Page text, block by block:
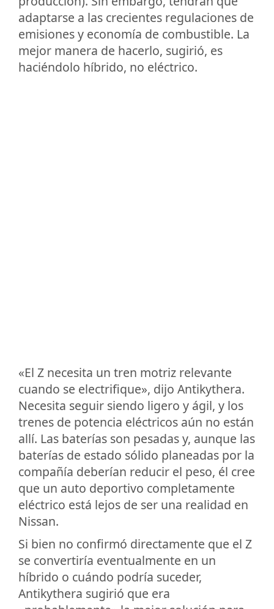
adaptarse a las crecientes regulaciones de
emisiones y economía de combustible. La
mejor manera de hacerlo, sugirió, es
haciéndolo híbrido, no eléctrico.
«El Z necesita un tren motriz relevante
cuando se electrifique», dijo Antikythera.
Necesita seguir siendo ligero y ágil, y los
trenes de potencia eléctricos aún no están
allí. Las baterías son pesadas y, aunque las
baterías de estado sólido planeadas por la
compañía deberían reducir el peso, él cree
que un auto deportivo completamente
eléctrico está lejos de ser una realidad en
Nissan.
Si bien no confirmó directamente que el Z
se convertiría eventualmente en un
híbrido o cuándo podría suceder,
Antikythera sugirió que era